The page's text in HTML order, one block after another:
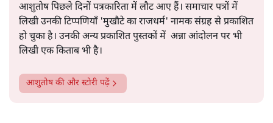
आशुतोष पिछले दिनों पत्रकारिता में लौट आए हैं। समाचार पत्रों में
लिखी उनकी टिप्पणियाँ 'मुखौटे का राजधर्म' नामक संग्रह से प्रकाशित
हो चुका है। उनकी अन्य प्रकाशित पुस्तकों में अन्ना आंदोलन पर भी
लिखी एक किताब भी है।
आशुतोषकी और स्टोरी पढ़ें